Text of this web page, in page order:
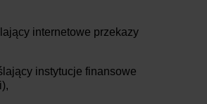
internetowe przekazy
instytucje finansowe